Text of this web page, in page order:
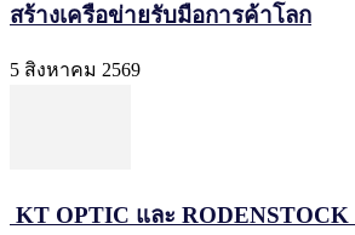
สร้างเครือข่ายรับมือการค้าโลก
5 สิงหาคม 2569
KT OPTIC และ RODENSTOCK